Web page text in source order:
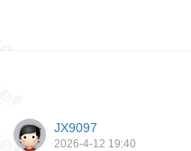
JX9097
2026-4-12 19:40